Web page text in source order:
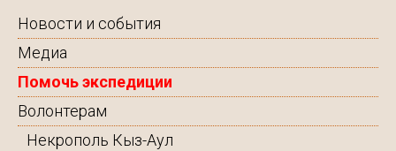
Новости и события
Медиа
Помочь экспедиции
Волонтерам
Некрополь Кыз-Аул